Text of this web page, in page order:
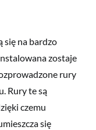
się na bardzo
zostaje
rury
Rury te są
czemu
się